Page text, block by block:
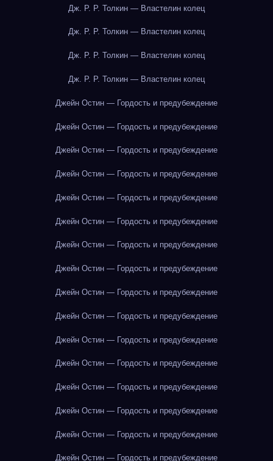
Дж. Р. Р. Толкин — Властелин колец
Дж. Р. Р. Толкин — Властелин колец
Дж. Р. Р. Толкин — Властелин колец
Дж. Р. Р. Толкин — Властелин колец
Джейн Остин — Гордость и предубеждение
Джейн Остин — Гордость и предубеждение
Джейн Остин — Гордость и предубеждение
Джейн Остин — Гордость и предубеждение
Джейн Остин — Гордость и предубеждение
Джейн Остин — Гордость и предубеждение
Джейн Остин — Гордость и предубеждение
Джейн Остин — Гордость и предубеждение
Джейн Остин — Гордость и предубеждение
Джейн Остин — Гордость и предубеждение
Джейн Остин — Гордость и предубеждение
Джейн Остин — Гордость и предубеждение
Джейн Остин — Гордость и предубеждение
Джейн Остин — Гордость и предубеждение
Джейн Остин — Гордость и предубеждение
Джейн Остин — Гордость и предубеждение